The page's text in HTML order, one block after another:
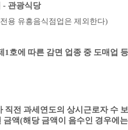
- 관광식당
용 유흥음식점업은 제외한다)
1 호에 따른 감면 업종 중 도매업 등
직전 과세연도의 상시근로자 수
금액(해당 금액이 음수인 경우에